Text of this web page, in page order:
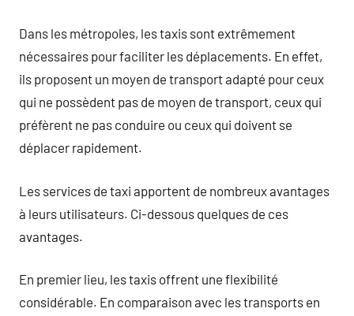
Dans les métropoles, les taxis sont extrêmement
nécessaires pour faciliter les déplacements. En effet,
ils proposent un moyen de transport adapté pour ceux
qui ne possèdent pas de moyen de transport, ceux qui
préfèrent ne pas conduire ou ceux qui doivent se
déplacer rapidement.
Les services de taxi apportent de nombreux avantages
à leurs utilisateurs. Ci-dessous quelques de ces
avantages.
En premier lieu, les taxis offrent une flexibilité
considérable. En comparaison avec les transports en